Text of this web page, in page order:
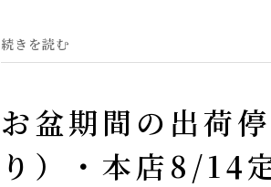
続きを読む
お盆期間の出荷
り）・本店8/14